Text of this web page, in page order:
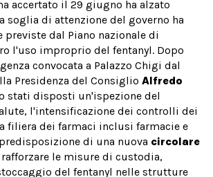
accertato il 29 giugno ha alzato
soglia di attenzione del governo ha
dal Piano nazionale di
l'uso improprio del fentanyl. Dopo
convocata a Palazzo Chigi dal
Presidenza del Consiglio Alfredo
stati disposti un'ispezione del
l'intensificazione dei controlli dei
filiera dei farmaci inclusi farmacie e
di una nuova circolare
le misure di custodia,
del fentanyl nelle strutture